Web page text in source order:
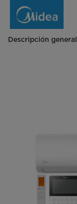
Multisplit
Descripción general